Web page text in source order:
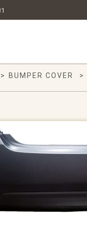
> BUMPER COVER >